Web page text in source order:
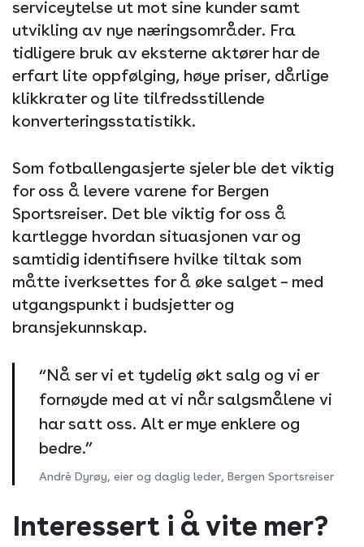
serviceytelse ut mot sine kunder samt
utvikling av nye næringsområder. Fra
tidligere bruk av eksterne aktører har de
erfart lite oppfølging, høye priser, dårlige
klikkrater og lite tilfredsstillende
konverteringsstatistikk.
Som fotballengasjerte sjeler ble det viktig
for oss å levere varene for Bergen
Sportsreiser. Det ble viktig for oss å
kartlegge hvordan situasjonen var og
samtidig identifisere hvilke tiltak som
måtte iverksettes for å øke salget – med
utgangspunkt i budsjetter og
bransjekunnskap.
“Nå ser vi et tydelig økt salg og vi er
fornøyde med at vi når salgsmålene vi
har satt oss. Alt er mye enklere og
bedre.”
Andrè Dyrøy, eier og daglig leder, Bergen Sportsreiser
Interessert i å vite mer?